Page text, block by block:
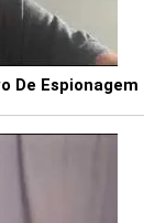
De Espionagem